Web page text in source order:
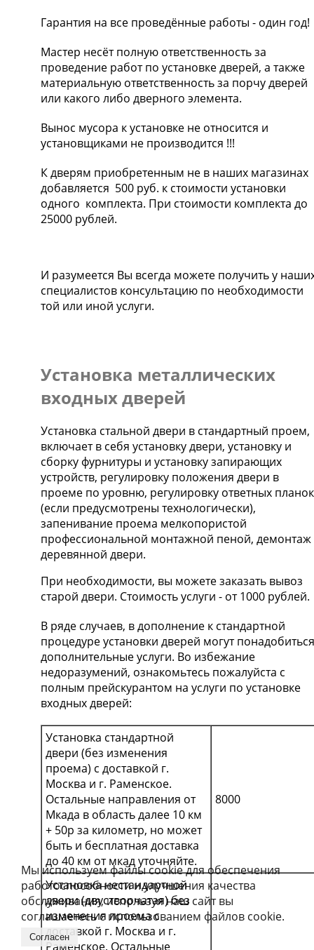
Гарантия на все проведённые работы - один год!
Мастер несёт полную ответственность за
проведение работ по установке дверей, а также
материальную ответственность за порчу дверей
или какого либо дверного элемента.
Вынос мусора к установке не относится и
установщиками не производится !!!
К дверям приобретенным не в наших магазинах
добавляется 500 руб. к стоимости установки
одного комплекта. При стоимости комплекта до
25000 рублей.
И разумеется Вы всегда можете получить у
специалистов консультацию по необходимости
той или иной услуги.
Установка металлических
входных дверей
Установка стальной двери в стандартный проем,
включает в себя установку двери, установку и
сборку фурнитуры и установку запирающих
устройств, регулировку положения двери в
проеме по уровню, регулировку ответных планок
(если предусмотрены технологически),
запенивание проема мелкопористой
профессиональной монтажной пеной, демонтаж
деревянной двери.
При необходимости, вы можете заказать вывоз
старой двери. Стоимость услуги - от1000 рублей.
В ряде случаев, в дополнение к стандартной
процедуре установки дверей могут понадобиться
дополнительные услуги. Во избежание
недоразумений, ознакомьтесь пожалуйста с
полным прейскурантом на услуги по установке
входных дверей:
Установка стандартной
двери (без изменения
проема) с доставкой г.
Москва и г. Раменское.
Остальные направления от
Мкада в область далее 10 км
+ 50р за километр, но может
быть и бесплатная доставка
до 40 км от мкад уточняйте.
8000
Установка нестандартной
двери (двустворчатая) без
изменения проема с
доставкой г. Москва и г.
Раменское. Остальные
Мы используем файлы cookie для обеспечения
работоспособности и улучшения качества
обслуживания, используя наш сайт вы
соглашаетесь с использованием файлов cookie.
Согласен